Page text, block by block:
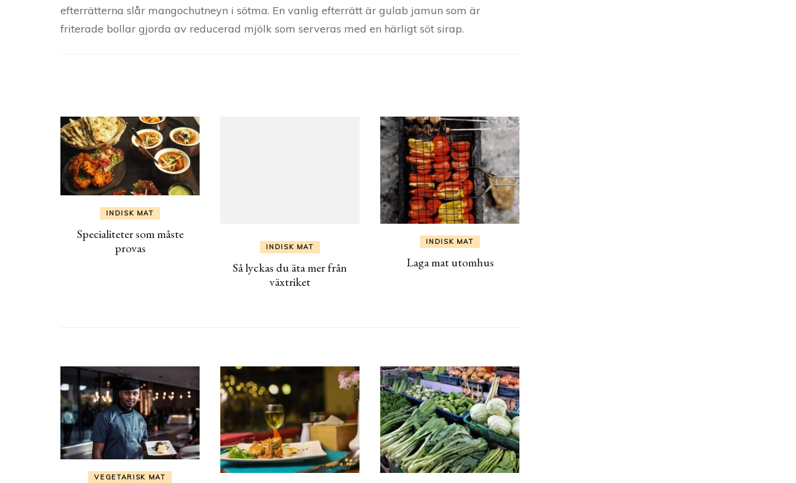
efterrätterna slår mangochutneyn i sötma. En vanlig efterrätt är gulab jamun som är
friterade bollar gjorda av reducerad mjölk som serveras med en härligt söt sirap.
INDISK MAT
Specialiteter som måste
provas
INDISK MAT
Så lyckas du äta mer från
växtriket
INDISK MAT
Laga mat utomhus
VEGETARISK MAT